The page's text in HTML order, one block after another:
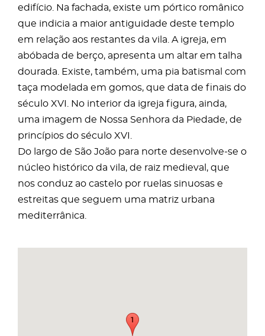
edifício. Na fachada, existe um pórtico românico
que indicia a maior antiguidade deste templo
em relação aos restantes da vila. A igreja, em
abóbada de berço, apresenta um altar em talha
dourada. Existe, também, uma pia batismal com
taça modelada em gomos, que data de finais do
século XVI. No interior da igreja figura, ainda,
uma imagem de Nossa Senhora da Piedade, de
princípios do século XVI.
Do largo de São João para norte desenvolve-se o
núcleo histórico da vila, de raiz medieval, que
nos conduz ao castelo por ruelas sinuosas e
estreitas que seguem uma matriz urbana
mediterrânica.